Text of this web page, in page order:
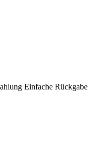
Einfache Rückgabe